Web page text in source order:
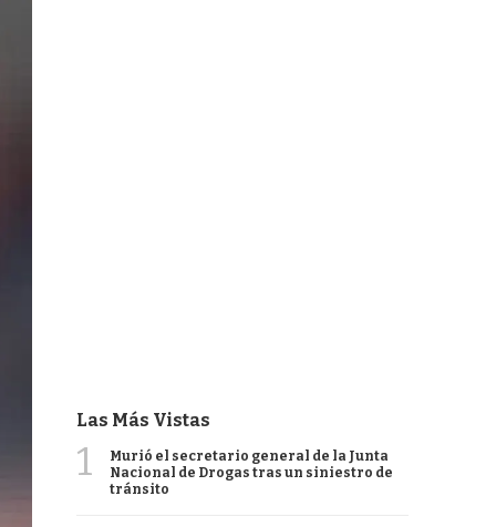
Las Más Vistas
1
Murió el secretario general de la Junta
Nacional de Drogas tras un siniestro de
tránsito